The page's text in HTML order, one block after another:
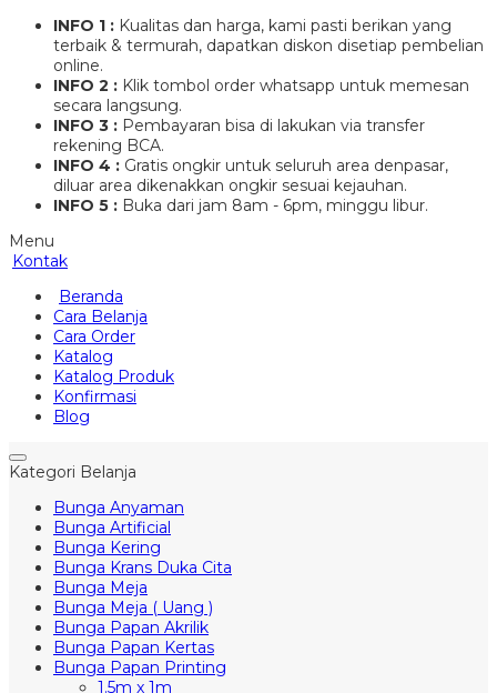
INFO 1 : Kualitas dan harga, kami pasti berikan yang
terbaik & termurah, dapatkan diskon disetiap pembelian
online.
INFO 2 : Klik tombol order whatsapp untuk memesan
secara langsung.
INFO 3 : Pembayaran bisa di lakukan via transfer
rekening BCA.
INFO 4 : Gratis ongkir untuk seluruh area denpasar,
diluar area dikenakkan ongkir sesuai kejauhan.
INFO 5 : Buka dari jam 8am - 6pm, minggu libur.
Menu
Kontak
Beranda
Cara Belanja
Cara Order
Katalog
Katalog Produk
Konfirmasi
Blog
Kategori Belanja
Bunga Anyaman
Bunga Artificial
Bunga Kering
Bunga Krans Duka Cita
Bunga Meja
Bunga Meja ( Uang )
Bunga Papan Akrilik
Bunga Papan Kertas
Bunga Papan Printing
1.5m x 1m